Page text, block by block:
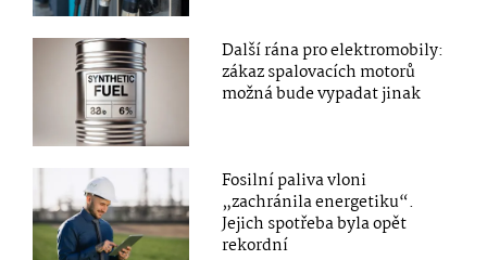
Další rána pro elektromobily:
zákaz spalovacích motorů
možná bude vypadat jinak
Fosilní paliva vloni
„zachránila energetiku“.
Jejich spotřeba byla opět
rekordní